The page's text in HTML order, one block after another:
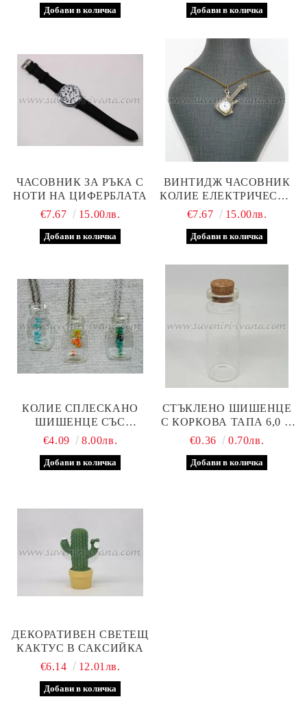
ЧАСОВНИК ЗА РЪКА С
НОТИ НА ЦИФЕРБЛАТА
€7.67
15.00лв.
ВИНТИДЖ ЧАСОВНИК
КОЛИЕ ЕЛЕКТРИЧЕСКА
КИТАРА
€7.67 15.00лв.
КОЛИЕ СПЛЕСКАНО
ШИШЕНЦЕ СЪС
СТЪКЛЕНИ ТОПЧЕТА
€4.09 8.00лв.
СТЪКЛЕНО ШИШЕНЦЕ
С КОРКОВА ТАПА 6,0 Х
2,0 СМ
€0.36 0.70лв.
ДЕКОРАТИВЕН СВЕТЕЩ
КАКТУС В САКСИЙКА
€6.14
12.01лв.